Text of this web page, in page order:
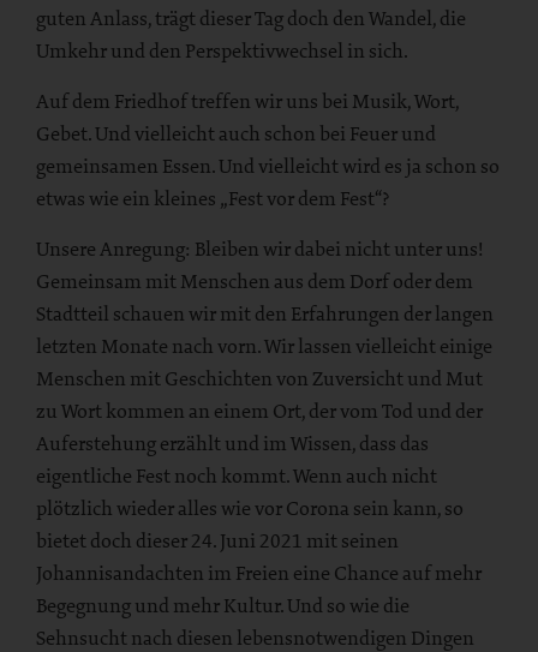
guten Anlass, trägt dieser Tag doch den Wandel, die
Umkehr und den Perspektivwechsel in sich.
Auf dem Friedhof treffen wir uns bei Musik, Wort,
Gebet. Und vielleicht auch schon bei Feuer und
gemeinsamen Essen. Und vielleicht wird es ja schon so
etwas wie ein kleines „Fest vor dem Fest“?
Unsere Anregung: Bleiben wir dabei nicht unter uns!
Gemeinsam mit Menschen aus dem Dorf oder dem
Stadtteil schauen wir mit den Erfahrungen der langen
letzten Monate nach vorn. Wir lassen vielleicht einige
Menschen mit Geschichten von Zuversicht und Mut
zu Wort kommen an einem Ort, der vom Tod und der
Auferstehung erzählt und im Wissen, dass das
eigentliche Fest noch kommt. Wenn auch nicht
plötzlich wieder alles wie vor Corona sein kann, so
bietet doch dieser 24. Juni 2021 mit seinen
Johannisandachten im Freien eine Chance auf mehr
Begegnung und mehr Kultur. Und so wie die
Sehnsucht nach diesen lebensnotwendigen Dingen